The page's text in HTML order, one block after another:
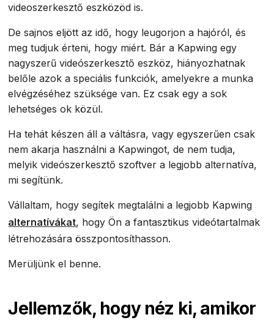
videoszerkesztő eszközöd is.
De sajnos eljött az idő, hogy leugorjon a hajóról, és
meg tudjuk érteni, hogy miért. Bár a Kapwing egy
nagyszerű videószerkesztő eszköz, hiányozhatnak
belőle azok a speciális funkciók, amelyekre a munka
elvégzéséhez szüksége van. Ez csak egy a sok
lehetséges ok közül.
Ha tehát készen áll a váltásra, vagy egyszerűen csak
nem akarja használni a Kapwingot, de nem tudja,
melyik videószerkesztő szoftver a legjobb alternatíva,
mi segítünk.
Vállaltam, hogy segítek megtalálni a legjobb Kapwing
alternatívákat, hogy Ön a fantasztikus videótartalmak
létrehozására összpontosíthasson.
Merüljünk el benne.
Jellemzők, hogy néz ki, amikor